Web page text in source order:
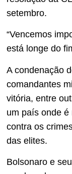
setembro.
“Vencemos
está longe do
A condenação
comandantes
vitória, entre
um país onde
contra os
das elites.
Bolsonaro e